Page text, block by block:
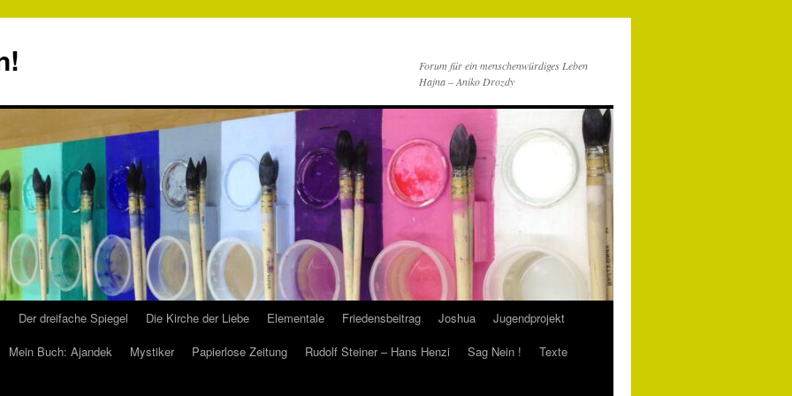
Forum für ein menschenwürdiges Leben
Hajna – Aniko Drozdy
Der dreifache Spiegel Die Kirche der Liebe Elementale Friedensbeitrag Joshua
Jugendprojekt
Mein Buch: Ajandek Mystiker Papierlose Zeitung Rudolf Steiner – Hans Henzi Sag Nein !
Texte